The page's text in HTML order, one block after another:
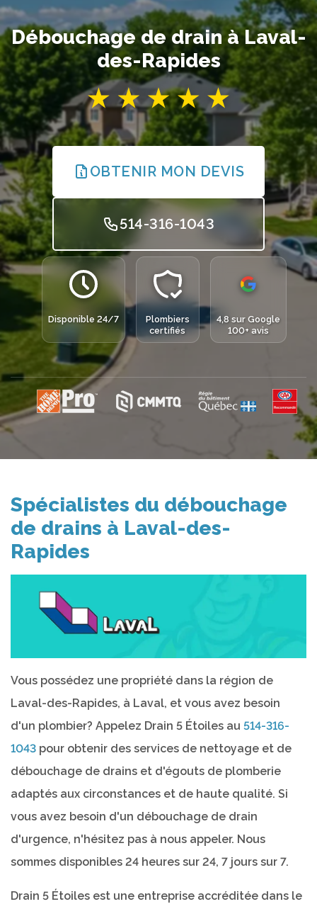
Débouchage de drain à Laval-
des-Rapides
OBTENIR MON DEVIS
514-316-1043
Disponible 24/7
Plombiers
certifiés
4,8 sur Google
100+ avis
Spécialistes du débouchage
de drains à Laval-des-
Rapides
Vous possédez une propriété dans la région de
Laval-des-Rapides, à Laval, et vous avez besoin
d'un plombier? Appelez Drain 5 Étoiles au 514-316-
1043 pour obtenir des services de nettoyage et de
débouchage de drains et d'égouts de plomberie
adaptés aux circonstances et de haute qualité. Si
vous avez besoin d'un débouchage de drain
d'urgence, n'hésitez pas à nous appeler. Nous
sommes disponibles 24 heures sur 24, 7 jours sur 7.
Drain 5 Étoiles est une entreprise accréditée dans le